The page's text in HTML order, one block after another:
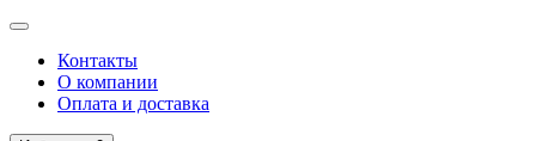
Контакты
О компании
Оплата и доставка